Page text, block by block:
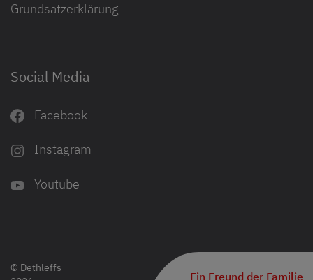
Grundsatzerklärung
Social Media
Facebook
Instagram
Youtube
© Dethleffs
Ein Freund der Familie